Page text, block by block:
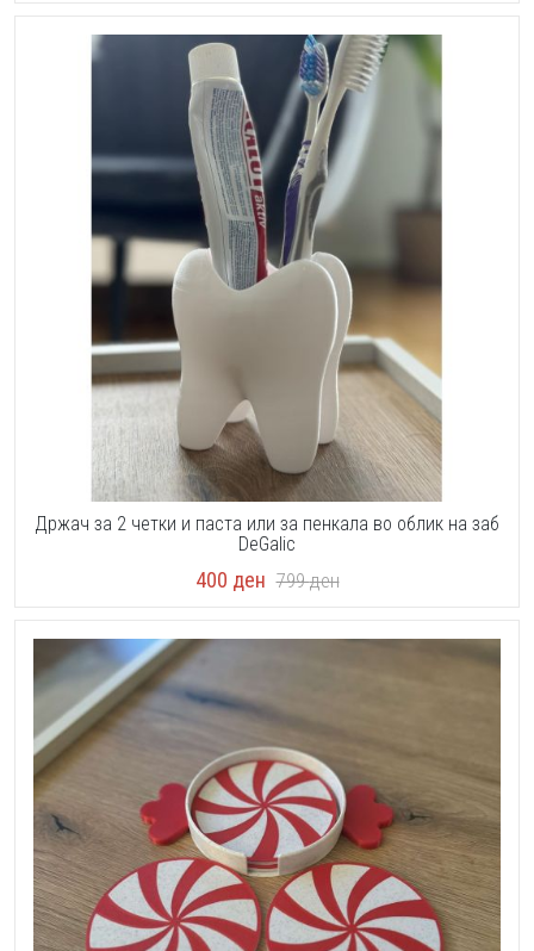
Држач за 2 четки и паста или за пенкала во облик на заб
DeGalic
400 ден 799ден